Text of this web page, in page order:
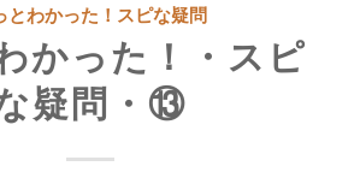
とわかった！スピな疑問
かった！・スピ
疑問・⑬